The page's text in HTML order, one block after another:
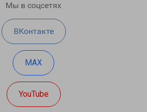
Мы в соцсетях
ВКонтакте
MAX
YouTube